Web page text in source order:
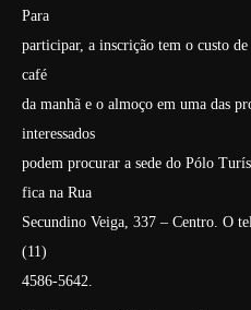
Para
participar, a inscrição tem o custo
café
da manhã e o almoço em uma das
interessados
podem procurar a sede do Pólo
fica na Rua
Secundino Veiga, 337 – Centro. O
(11)
4586-5642.